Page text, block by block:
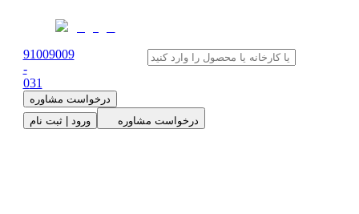
91009009
-
031
درخواست مشاوره
ورود | ثبت نام
درخواست مشاوره